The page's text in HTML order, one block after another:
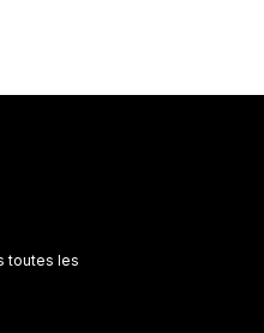
toutes les